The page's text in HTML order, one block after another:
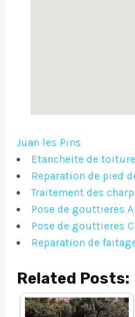
Juan les Pins
Etancheite de
Reparation de pied
Traitement des
Pose de gouttieres
Pose de gouttieres
Reparation de
Related Posts: